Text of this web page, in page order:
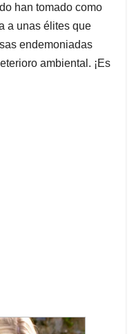
han tomado como
a unas élites que
endemoniadas
ambiental. ¡Es